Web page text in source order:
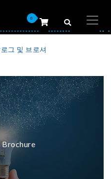
0
그 및 브로셔
Brochure